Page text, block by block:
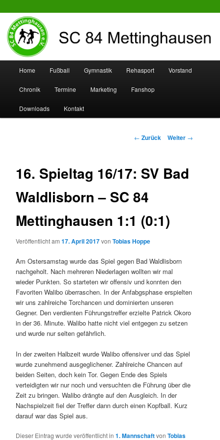
SC 84 Mettinghausen
Zum
Inhalt
wechseln
Zum
sekundären
Inhalt
Home Fußball Gymnastik Rehasport Vorstand
Chronik Termine Marketing Fanshop
Downloads Kontakt
Beitrags-
← Zurück Weiter →
16. Spieltag 16/17: SV Bad
Waldlisborn – SC 84
Mettinghausen 1:1 (0:1)
Veröffentlicht am17. April 2017vonTobias Hoppe
Am Ostersamstag wurde das Spiel gegen Bad Waldlisborn
nachgeholt. Nach mehreren Niederlagen wollten wir mal
wieder Punkten. So starteten wir offensiv und konnten den
Favoriten Walibo überraschen. In der Anfabgsphase erspielten
wir uns zahlreiche Torchancen und dominierten unseren
Gegner. Den verdienten Führungstreffer erzielte Patrick Okoro
in der 36. Minute. Walibo hatte nicht viel entgegen zu setzen
und wurde nur selten gefährlich.
In der zweiten Halbzeit wurde Walibo offensiver und das Spiel
wurde zunehmend ausgeglichener. Zahlreiche Chancen auf
beiden Seiten, doch kein Tor. Gegen Ende des Spiels
verteidigten wir nur noch und versuchten die Führung über die
Zeit zu bringen. Walibo drängte auf den Ausgleich. In der
Nachspielzeit fiel der Treffer dann durch einen Kopfball. Kurz
darauf war das Spiel aus.
Dieser Eintrag wurde veröffentlicht in1. MannschaftvonTobias